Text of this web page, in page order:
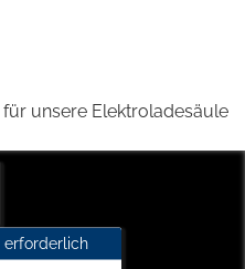
unsere Elektroladesäule
erforderlich